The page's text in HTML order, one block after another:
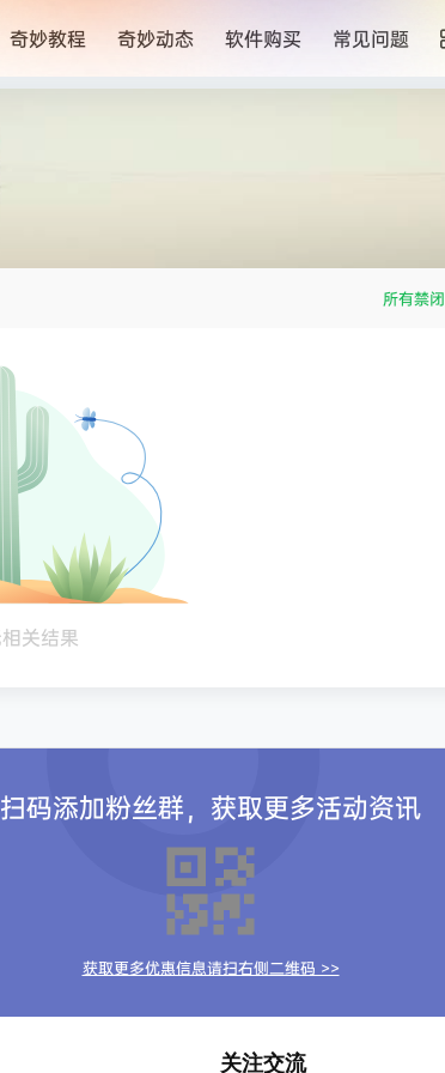
奇妙教程 奇妙动态 软件购买 常见问题
所有禁闭
关结果
扫码添加粉丝群，获取更多活动资讯
获取更多优惠信息请扫右侧二维码 >>
关注交流